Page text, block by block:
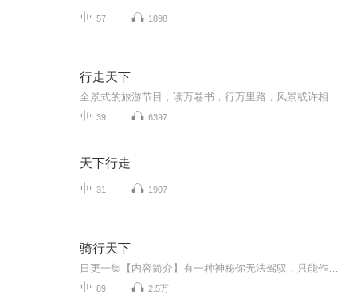
57 1898
行走天下
39 6397
天下行走
31 1907
骑行天下
89 2.5万